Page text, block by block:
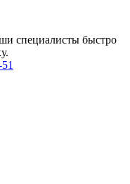
специалисты быстро